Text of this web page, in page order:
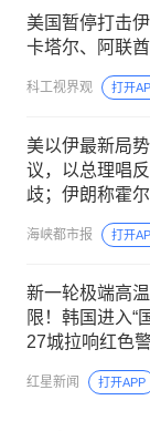
美国暂停打击
卡塔尔、阿联
科工视界观 打开
美以伊最新局
议，以总理唱
歧；伊朗称霍
道将关闭；胡
海峡都市报 打开
新一轮极端高
限！韩国进入“
27城拉响红色
一核电站，地球
红星新闻 打开APP